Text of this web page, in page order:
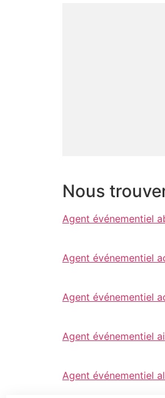
Nous
Agent événementiel
Agent événementiel
Agent événementiel
Agent événementiel
Agent événementiel